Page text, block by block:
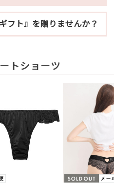
フト』を贈りませんか？
トショーツ